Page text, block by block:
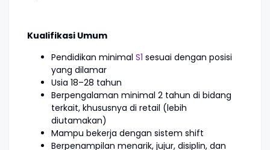
Kualifikasi Umum
Pendidikan minimal S1 sesuai dengan posisi
yang dilamar
Usia 18–28 tahun
Berpengalaman minimal 2 tahun di bidang
terkait, khususnya di retail (lebih
diutamakan)
Mampu bekerja dengan sistem shift
Berpenampilan menarik, jujur, disiplin, dan